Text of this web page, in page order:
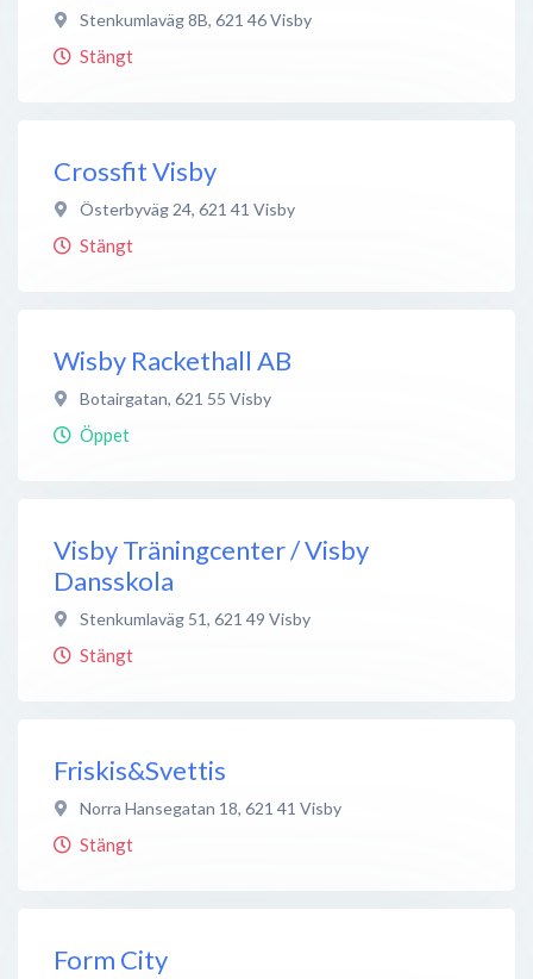
Stenkumlaväg 8B, 621 46Visby
Stängt
Crossfit Visby
Österbyväg 24, 621 41 Visby
Stängt
Wisby Rackethall AB
Botairgatan, 621 55 Visby
Öppet
Visby Träningcenter / Visby
Dansskola
Stenkumlaväg 51, 621 49 Visby
Stängt
Friskis&Svettis
Norra Hansegatan 18, 621 41 Visby
Stängt
Form City